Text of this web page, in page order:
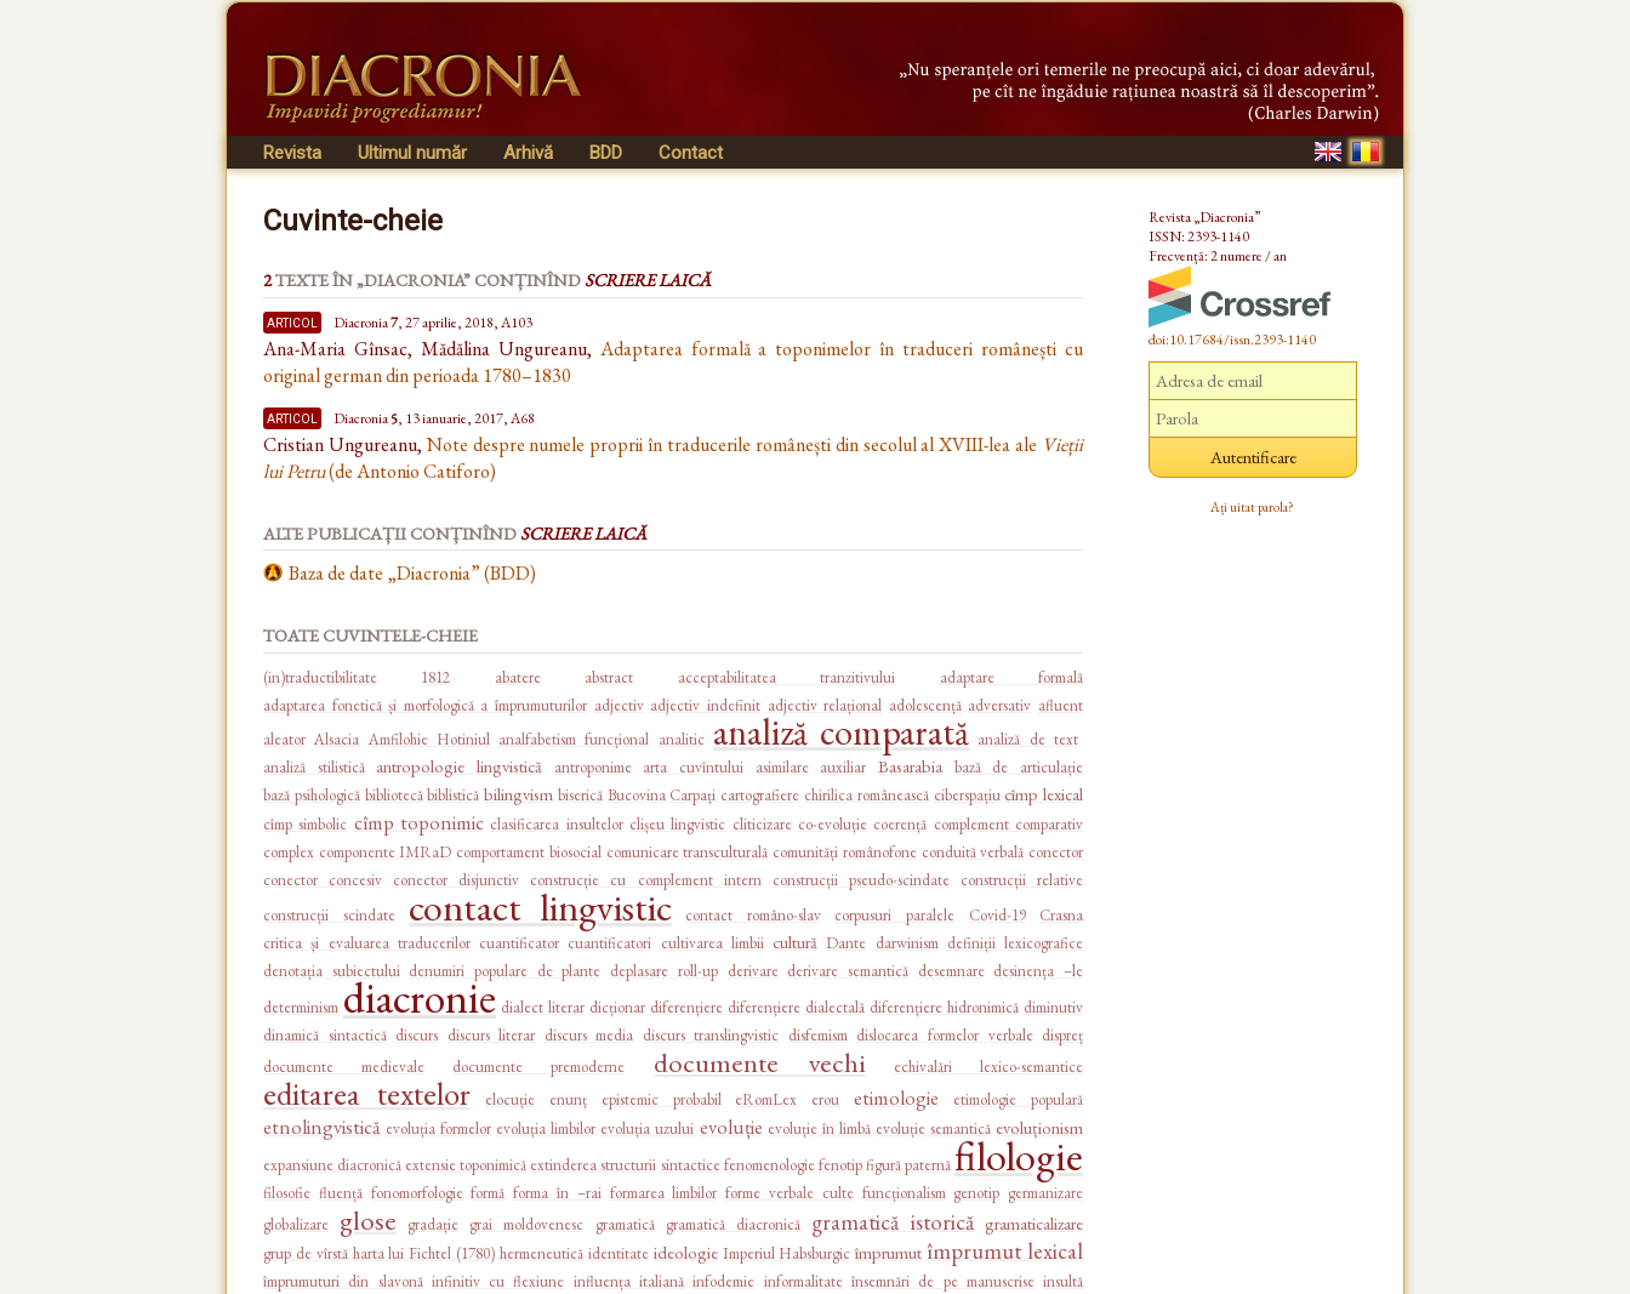
Revista Ultimul număr Arhivă BDD Contact
Cuvinte-cheie
2TEXTE ÎN „DIACRONIA” CONȚINÎND SCRIERE LAICĂ
articol Diacronia7, 27 aprilie, 2018, A103
Ana-Maria Gînsac, Mădălina Ungureanu, Adaptarea formală a toponimelor în traduceri românești cu
original german din perioada 1780–1830
articol Diacronia5, 13 ianuarie, 2017, A68
Cristian Ungureanu,Note despre numele proprii în traducerile românești din secolul al XVIII-lea ale Vieții
lui Petru(de Antonio Catiforo)
ALTE PUBLICAȚII CONȚINÎND SCRIERE LAICĂ
Baza de date „Diacronia” (BDD)
TOATE CUVINTELE-CHEIE
(in)traductibilitate 1812 abatere abstract acceptabilitatea tranzitivului
adaptare formală
adaptarea fonetică și morfologică a împrumuturilor adjectiv adjectiv indefinit adjectiv relațional adolescență adversativ afluent
aleator Alsacia Amfilohie Hotiniul analfabetism funcțional analitic analiză comparată analiză de text
analiză stilistică
antropologie lingvistică antroponime arta cuvîntului asimilare auxiliar Basarabia bază de articulație
bază psihologică bibliotecă biblistică bilingvism biserică Bucovina Carpați cartografiere chirilica românească ciberspațiu cîmp lexical
cîmp simbolic cîmp toponimic clasificarea insultelor clișeu lingvistic cliticizare co-evoluție coerență complement comparativ
complex componente IMRaD comportament biosocial comunicare transculturală comunități românofone conduită verbală conector
conector concesiv conector disjunctiv construcție cu complement intern construcții pseudo-scindate construcții relative
construcții scindate
contact lingvistic contact româno-slav corpusuri paralele Covid-19
Crasna
critica și evaluarea traducerilor cuantificator cuantificatori cultivarea limbii cultură Dante darwinism definiții lexicografice
denotația subiectului denumiri populare de plante deplasare roll-up derivare derivare semantică desemnare desinența –le
determinism diacronie dialect literar dicționar diferențiere diferențiere dialectală diferențiere hidronimică diminutiv
dinamică sintactică discurs discurs literar discurs media discurs translingvistic disfemism dislocarea formelor verbale dispreț
documente medievale
documente premoderne documente vechi echivalări lexico-semantice
editarea textelor elocuție enunț epistemic probabil eRomLex erou etimologie etimologie populară
etnolingvistică evoluția formelor evoluția limbilor evoluția uzului evoluție evoluție în limbă evoluție semantică evoluționism
expansiune diacronică extensie toponimică extinderea structurii sintactice fenomenologiefenotipfigură paternă filologie
filosofie fluență fonomorfologie formă forma în –rai formarea limbilor forme verbale culte funcționalism genotip germanizare
globalizare glose gradație grai moldovenesc gramatică gramatică diacronică gramatică istorică gramaticalizare
grup de vîrstă harta lui Fichtel (1780) hermeneutică identitate ideologie Imperiul Habsburgic împrumut împrumut lexical
împrumuturi din slavonă infinitiv cu flexiune influența italiană infodemie informalitate însemnări de pe manuscrise insultă
Revista „Diacronia”
ISSN: 2393-1140
Frecvență: 2 numere / an
doi:10.17684/issn.2393-1140
Ați uitat parola?